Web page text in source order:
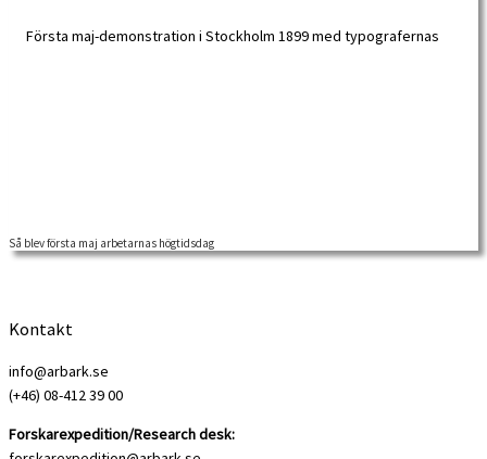
Så blev första maj arbetarnas högtidsdag
Kontakt
info@arbark.se
(+46) 08-412 39 00
Forskarexpedition/Research desk: